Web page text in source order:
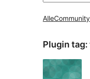
AlleCommunity
Plugin tag: